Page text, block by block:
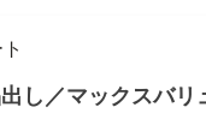
し／マックスバリ